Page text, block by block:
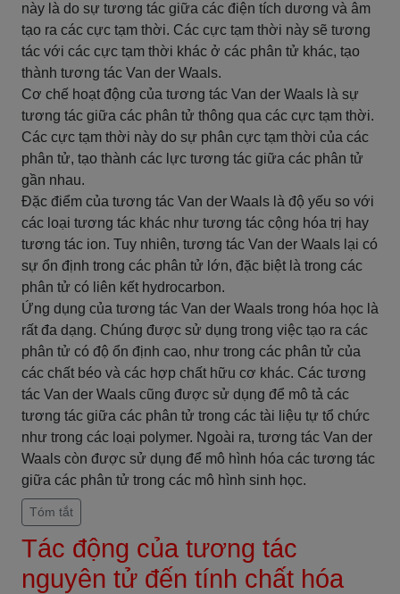
này là do sự tương tác giữa các điện tích dương và âm
tạo ra các cực tạm thời. Các cực tạm thời này sẽ tương
tác với các cực tạm thời khác ở các phân tử khác, tạo
thành tương tác Van der Waals.
Cơ chế hoạt động của tương tác Van der Waals là sự
tương tác giữa các phân tử thông qua các cực tạm thời.
Các cực tạm thời này do sự phân cực tạm thời của các
phân tử, tạo thành các lực tương tác giữa các phân tử
gần nhau.
Đặc điểm của tương tác Van der Waals là độ yếu so với
các loại tương tác khác như tương tác cộng hóa trị hay
tương tác ion. Tuy nhiên, tương tác Van der Waals lại có
sự ổn định trong các phân tử lớn, đặc biệt là trong các
phân tử có liên kết hydrocarbon.
Ứng dụng của tương tác Van der Waals trong hóa học là
rất đa dạng. Chúng được sử dụng trong việc tạo ra các
phân tử có độ ổn định cao, như trong các phân tử của
các chất béo và các hợp chất hữu cơ khác. Các tương
tác Van der Waals cũng được sử dụng để mô tả các
tương tác giữa các phân tử trong các tài liệu tự tổ chức
như trong các loại polymer. Ngoài ra, tương tác Van der
Waals còn được sử dụng để mô hình hóa các tương tác
giữa các phân tử trong các mô hình sinh học.
Tóm tắt
Tác động của tương tác
nguyên tử đến tính chất hóa